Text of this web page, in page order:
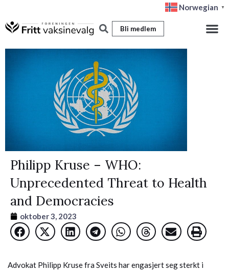
til
Norwegian ▼
Bli medlem
Philipp Kruse – WHO:
Unprecedented Threat to Health
and Democracies
oktober 3, 2023
Advokat Philipp Kruse fra Sveits har engasjert seg sterkt i